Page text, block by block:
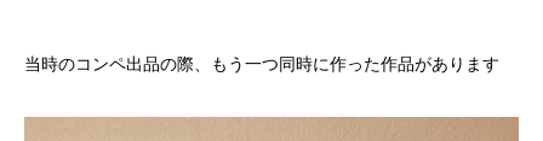
当時のコンペ出品の際、もう一つ同時に作った作品があります